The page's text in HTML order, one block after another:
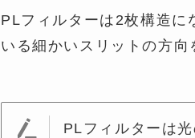
PLフィルターは2枚構造に
いる細かいスリットの方向
PLフィルターは